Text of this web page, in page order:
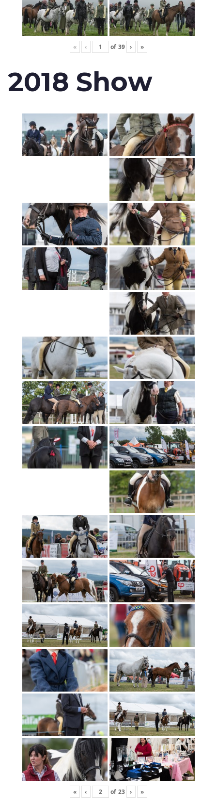
« ‹ of 39 › »
2018 Show
« ‹ of 23 › »